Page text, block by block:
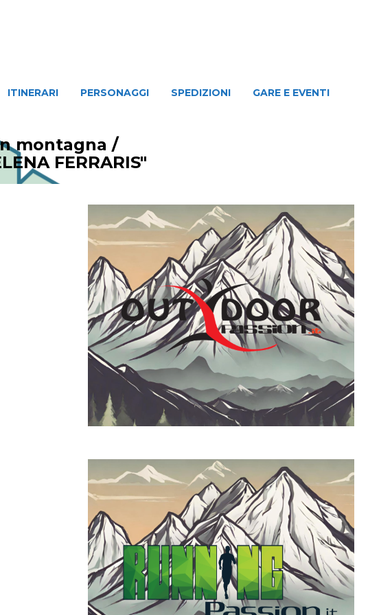
ITINERARI PERSONAGGI SPEDIZIONI GARE E EVENTI
montagna /
FERRARIS"